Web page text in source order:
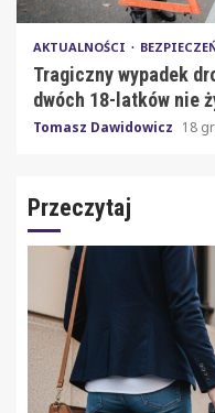
AKTUALNOŚCI
Tragiczny wypadek
dwóch 18-latków nie
Tomasz Dawidowicz 18
Przeczytaj